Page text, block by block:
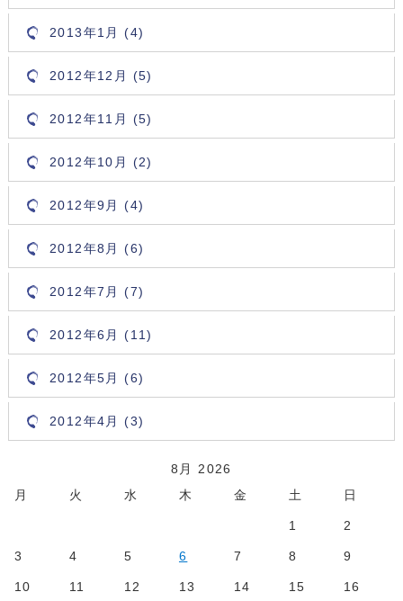
2013年1月 (4)
2012年12月 (5)
2012年11月 (5)
2012年10月 (2)
2012年9月 (4)
2012年8月 (6)
2012年7月 (7)
2012年6月 (11)
2012年5月 (6)
2012年4月 (3)
8月 2026
月
火 水 木 金 土 日
1 2
3 4 5 6 7 8 9
10 11 12 13 14 15 16